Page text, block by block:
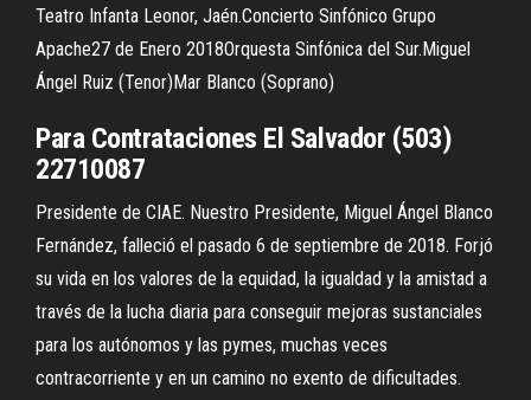
Teatro Infanta Leonor, Jaén.Concierto Sinfónico Grupo
Apache27 de Enero 2018Orquesta Sinfónica del Sur.Miguel
Ángel Ruiz (Tenor)Mar Blanco (Soprano)
Para Contrataciones El Salvador (503)
22710087
Presidente de CIAE. Nuestro Presidente, Miguel Ángel Blanco
Fernández, falleció el pasado 6 de septiembre de 2018. Forjó
su vida en los valores de la equidad, la igualdad y la amistad a
través de la lucha diaria para conseguir mejoras sustanciales
para los autónomos y las pymes, muchas veces
contracorriente y en un camino no exento de dificultades.